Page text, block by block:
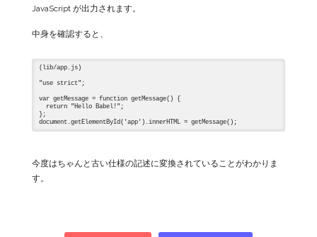
JavaScript が出力されます。
中身を確認すると、
(lib/app.js)
"use strict";
var getMessage = function getMessage() {
  return "Hello Babel!";
};
今度はちゃんと古い仕様の記述に変換されていることがわかりま
す。